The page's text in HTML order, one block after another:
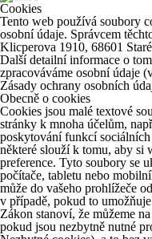
Cookies
Tento web používá soubory
osobní údaje. Správcem
Klicperova 1910, 68601
Další detailní informace o
zpracováváme osobní údaje
Zásady ochrany osobních
Obecně o cookies
Cookies jsou malé textové
stránky k mnoha účelům,
poskytování funkcí
některé slouží k tomu, aby si
preference. Tyto soubory se
počítače, tabletu nebo
může do vašeho prohlížeče
v případě, pokud to
Zákon stanoví, že můžeme
pokud jsou nezbytně nutné